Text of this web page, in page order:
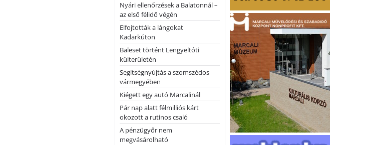
Nyári ellenőrzések a Balatonnál –
az első félidő végén
Elfojtották a lángokat
Kadarkúton
Baleset történt Lengyeltóti
külterületén
Segítségnyújtás a szomszédos
vármegyében
Kiégett egy autó Marcalinál
Pár nap alatt félmilliós kárt
okozott a rutinos csaló
A pénzügyőr nem
megvásárolható